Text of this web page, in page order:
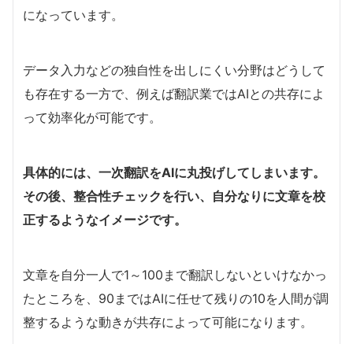
になっています。
データ入力などの独自性を出しにくい分野はどうして
も存在する一方で、例えば翻訳業ではAIとの共存によ
って効率化が可能です。
具体的には、一次翻訳をAIに丸投げしてしまいます。
その後、整合性チェックを行い、自分なりに文章を校
正するようなイメージです。
文章を自分一人で1～100まで翻訳しないといけなかっ
たところを、90まではAIに任せて残りの10を人間が調
整するような動きが共存によって可能になります。